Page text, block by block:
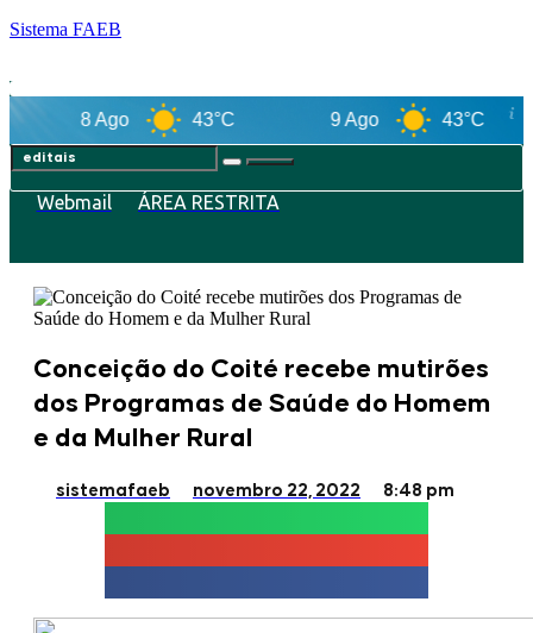
Sistema FAEB
43°C 43°C
Webmail ÁREA RESTRITA
Conceição do Coité recebe mutirões
dos Programas de Saúde do Homem
e da Mulher Rural
sistemafaeb novembro 22, 2022 8:48 pm